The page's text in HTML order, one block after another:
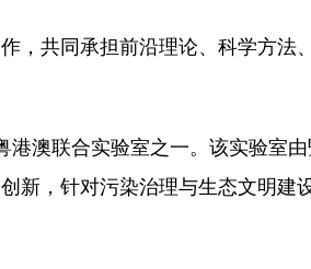
，共同承担前沿理论、科学方法
澳联合实验室之一。该实验室
新，针对污染治理与生态文明建